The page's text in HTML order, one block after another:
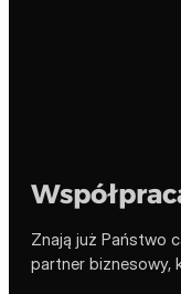
Znają już Państwo
partner biznesowy,